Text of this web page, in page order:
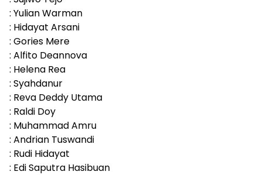
: Yulian Warman
: Hidayat Arsani
: Gories Mere
: Alfito Deannova
: Helena Rea
: Syahdanur
: Reva Deddy Utama
: Raldi Doy
: Muhammad Amru
: Andrian Tuswandi
: Rudi Hidayat
: Edi Saputra Hasibuan